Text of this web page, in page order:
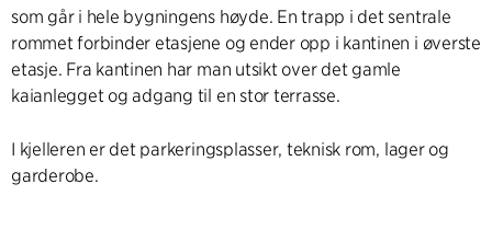
som går i hele bygningens høyde. En trapp i det sentrale
rommet forbinder etasjene og ender opp i kantinen i øverste
etasje. Fra kantinen har man utsikt over det gamle
kaianlegget og adgang til en stor terrasse.
I kjelleren er det parkeringsplasser, teknisk rom, lager og
garderobe.